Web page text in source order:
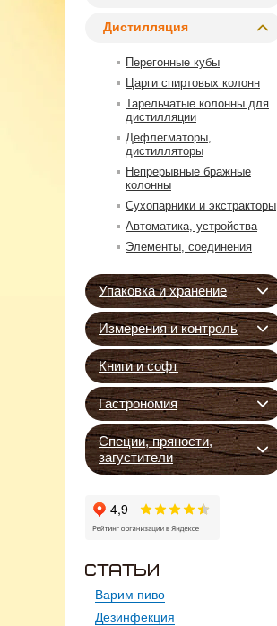
Дистилляция
Перегонные кубы
Царги спиртовых колонн
Тарельчатые колонны для
дистилляции
Дефлегматоры,
дистилляторы
Непрерывные бражные
колонны
Сухопарники и экстракторы
Автоматика, устройства
Элементы, соединения
Упаковка и хранение
Измерения и контроль
Книги и софт
Гастрономия
Специи, пряности,
загустители
Варим пиво
Дезинфекция